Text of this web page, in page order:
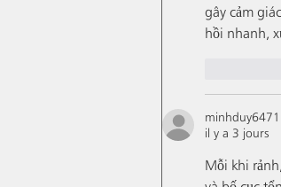
gây cảm
hồi nhanh,
minhduy6471
il y a 3 jours
Mỗi khi